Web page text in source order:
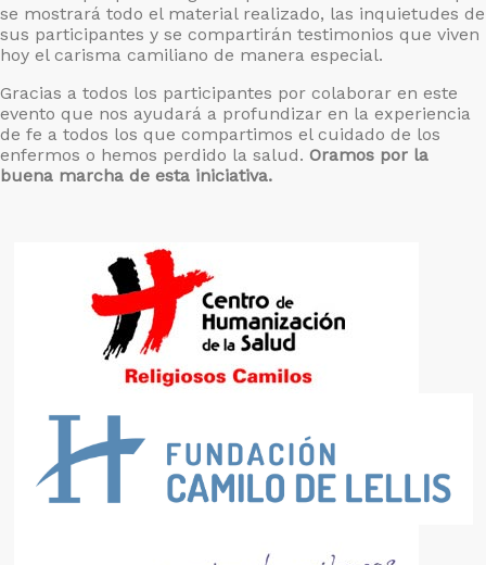
se mostrará todo el material realizado, las inquietudes de
sus participantes y se compartirán testimonios que viven
hoy el carisma camiliano de manera especial.
Gracias a todos los participantes por colaborar en este
evento que nos ayudará a profundizar en la experiencia
de fe a todos los que compartimos el cuidado de los
enfermos o hemos perdido la salud. Oramos por la
buena marcha de esta iniciativa.